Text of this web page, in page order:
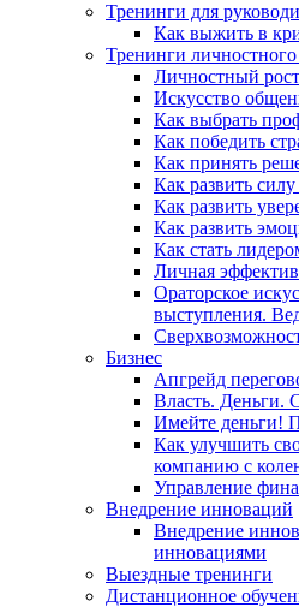
Тренинги для
Как выжить в
Тренинги личностного
Личностный
Искусство
Как выбрать
Как победить
Как принять
Как развить
Как развить
Как развить
Как стать
Личная
Ораторское
выступления.
Бизнес
Апгрейд
Власть. Деньги.
Имейте деньги!
Как улучшить
компанию с
Управление
Внедрение инноваций
Внедрение
инновациями
Выездные тренинги
Дистанционное